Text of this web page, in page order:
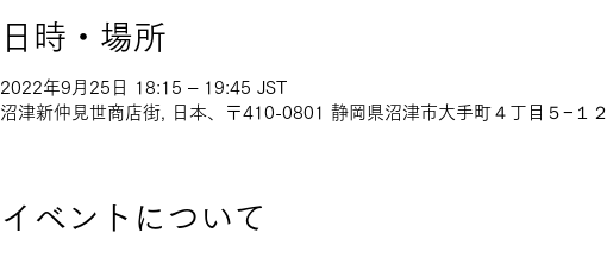
日時・場所
2022年9月25日 18:15 – 19:45 JST
沼津新仲見世商店街, 日本、〒410-0801 静岡県沼津市大手町４丁目５−１２
イベントについて